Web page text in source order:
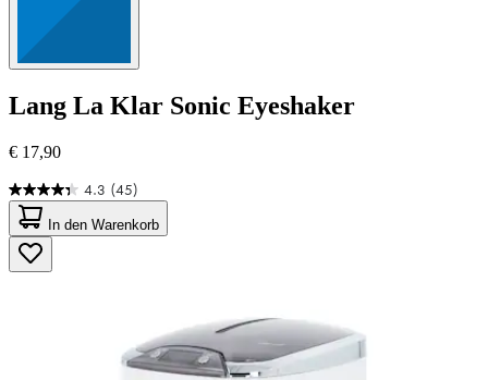
Lang La Klar Sonic Eyeshaker
€ 17,90
4.3 (45)
4.3
von
5
Sternen.
45
In den Warenkorb